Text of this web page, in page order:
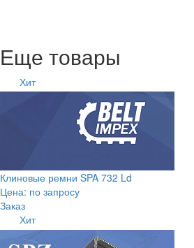
Еще товары
Хит
Клиновые ремни SPA 732 Ld
Цена: по запросу
Заказ
Хит